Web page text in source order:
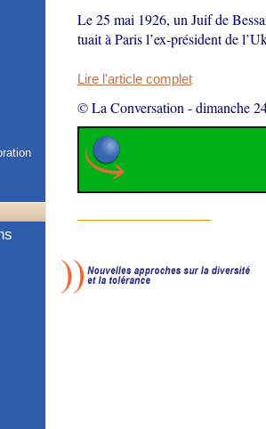
Le 25 mai 1926, un Juif de
tuait à Paris l’ex-président de
Lire l'article complet
© La Conversation -dimanche